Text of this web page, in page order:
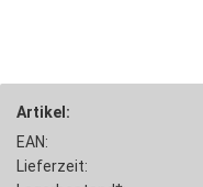
Artikel:
EAN:
Lieferzeit: